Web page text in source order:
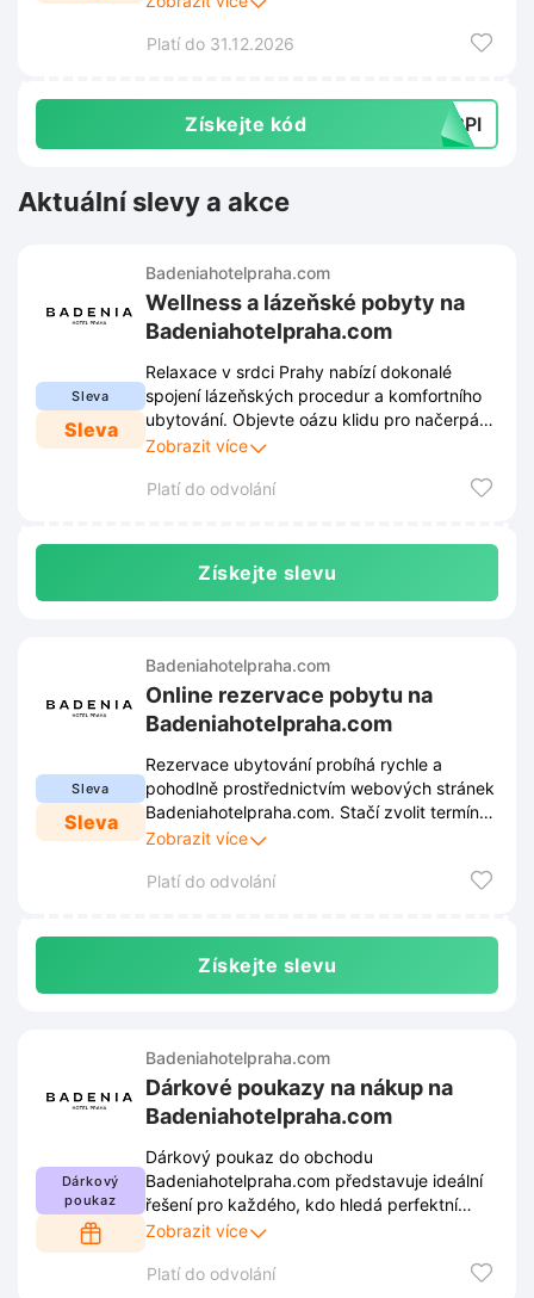
Platí do 31.12.2026
Získejte kód ACPI
Aktuální slevy a akce
Sleva
Sleva
Badeniahotelpraha.com
Wellness a lázeňské pobyty na
Badeniahotelpraha.com
Relaxace v srdci Prahy nabízí dokonalé
spojení lázeňských procedur a komfortního
ubytování. Objevte oázu klidu pro načerpání
nové energie a regeneraci těla i mysli na
Zobrazit více
Platí do odvolání
Získejte slevu
Sleva
Sleva
Badeniahotelpraha.com
Online rezervace pobytu na
Badeniahotelpraha.com
Rezervace ubytování probíhá rychle a
pohodlně prostřednictvím webových stránek
Badeniahotelpraha.com. Stačí zvolit termín
pobytu a zajistit si pokoj online během
Zobrazit více
Platí do odvolání
Získejte slevu
Dárkový
poukaz
Badeniahotelpraha.com
Dárkové poukazy na nákup na
Badeniahotelpraha.com
Dárkový poukaz do obchodu
Badeniahotelpraha.com představuje ideální
řešení pro každého, kdo hledá perfektní
pozornost pro rodinu či přátele. Obdarovaní
co jim udělá největší radost.
Zobrazit více
Platí do odvolání